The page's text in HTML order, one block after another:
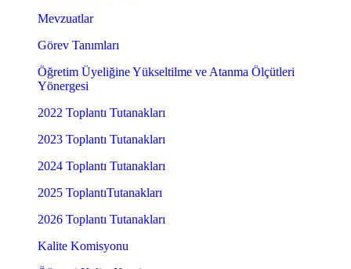
Mevzuatlar
Görev Tanımları
Öğretim Üyeliğine Yükseltilme ve Atanma Ölçütleri
Yönergesi
2022 Toplantı Tutanakları
2023 Toplantı Tutanakları
2024 Toplantı Tutanakları
2025 ToplantıTutanakları
2026 Toplantı Tutanakları
Kalite Komisyonu